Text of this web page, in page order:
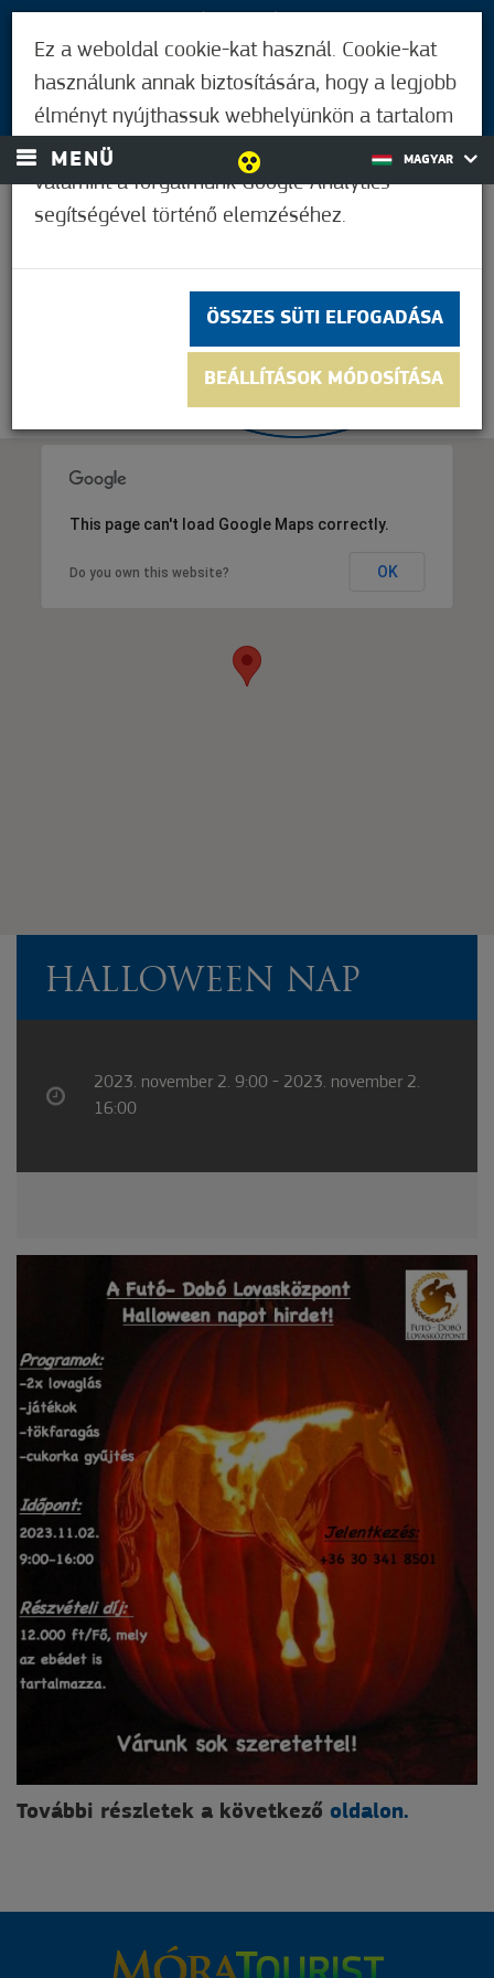
BEJELENTKEZÉS
MENÜ MAGYAR
This page can't load Google Maps correctly.
Do you own this website? OK
HALLOWEEN NAP
2023. november 2. 9:00 - 2023. november 2.
16:00
További részletek a következő oldalon.
Ez a weboldal cookie-kat használ. Cookie-kat
használunk annak biztosítására, hogy a legjobb
élményt nyújthassuk webhelyünkön a tartalom
és a hirdetések személyre szabásához,
valamint a forgalmunk Google Analytics
segítségével történő elemzéséhez.
ÖSSZES SÜTI ELFOGADÁSA
BEÁLLÍTÁSOK MÓDOSÍTÁSA